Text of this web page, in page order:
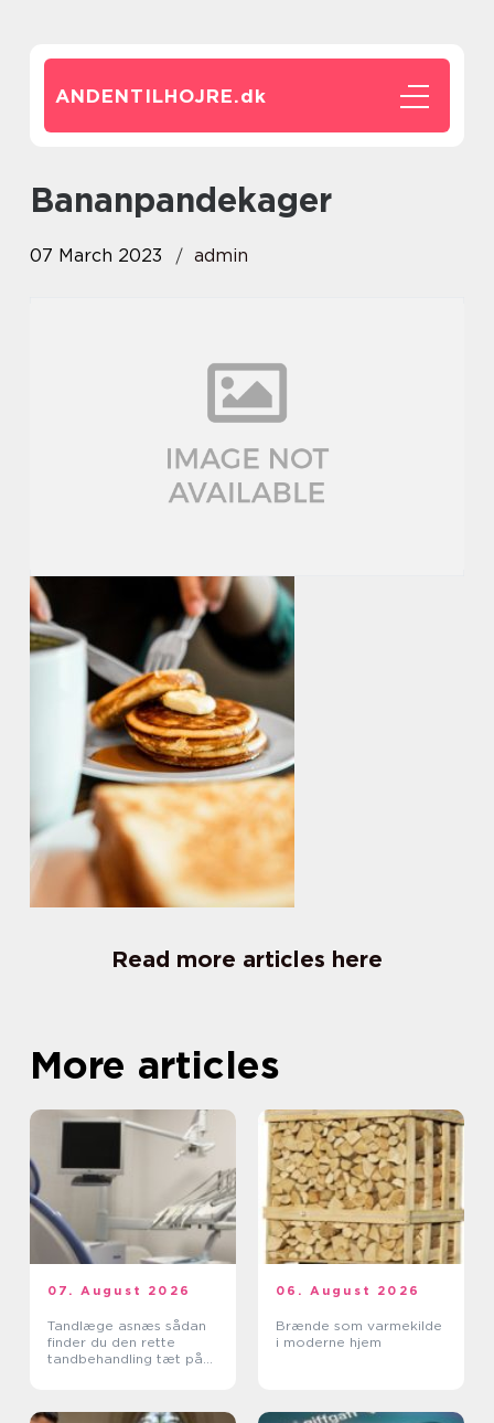
ANDENTILHOJRE.dk
bananpandekager
07 March 2023 admin
Read more articles here
More articles
07. August 2026
Tandlæge asnæs sådan
finder du den rette
tandbehandling tæt på
06. August 2026
Brænde som varmekilde
i moderne hjem